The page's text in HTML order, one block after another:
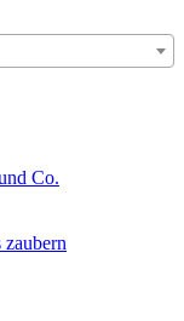
Co.